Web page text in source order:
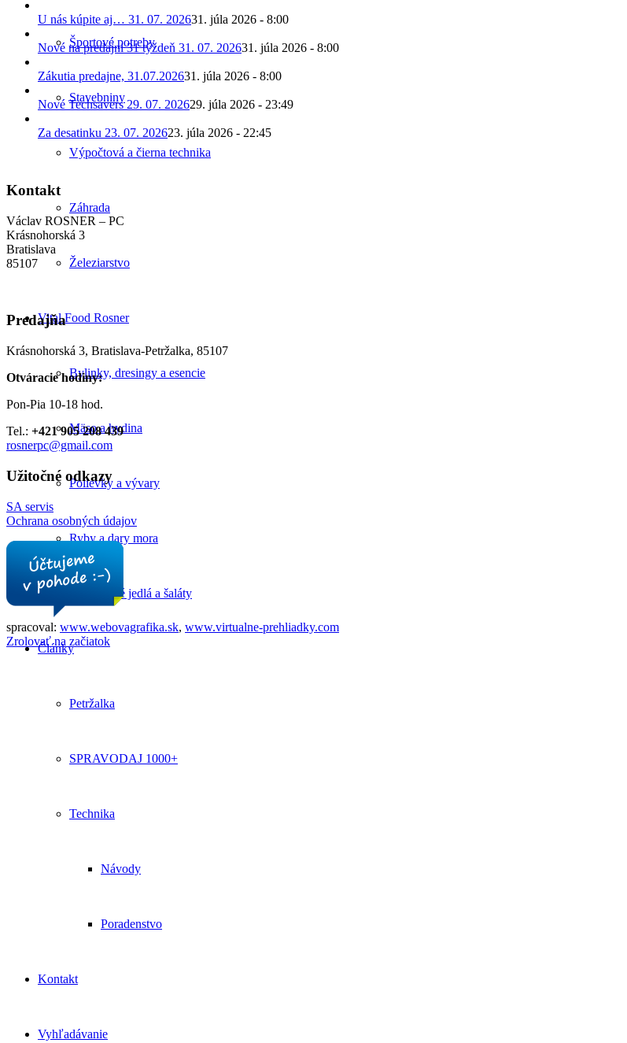
Športové potreby
Stavebniny
Výpočtová a čierna technika
Záhrada
Železiarstvo
Vital Food Rosner
Bylinky, dresingy a esencie
Mäso a hydina
Polievky a vývary
Ryby a dary mora
Zeleninové jedlá a šaláty
Články
Petržalka
SPRAVODAJ 1000+
Technika
Návody
Poradenstvo
Kontakt
Vyhľadávanie
U nás kúpite aj… 31. 07. 202631. júla 2026 - 8:00
Nové na predajni 31 týždeň 31. 07. 202631. júla 2026 - 8:00
Zákutia predajne, 31.07.202631. júla 2026 - 8:00
Nové Techsavers 29. 07. 202629. júla 2026 - 23:49
Za desatinku 23. 07. 202623. júla 2026 - 22:45
Kontakt
Václav ROSNER – PC
Krásnohorská 3
Bratislava
85107
Predajňa
Krásnohorská 3, Bratislava-Petržalka, 85107
Otváracie hodiny:
Pon-Pia 10-18 hod.
Tel.: +421 905 208 439
rosnerpc@gmail.com
Užitočné odkazy
SA servis
Ochrana osobných údajov
spracoval: www.webovagrafika.sk, www.virtualne-prehliadky.com
Zrolovať na začiatok